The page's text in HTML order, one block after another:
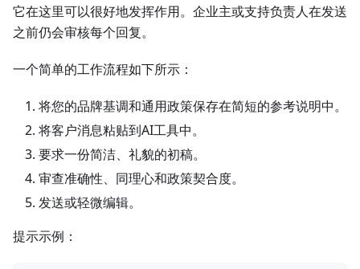
它在这里可以很好地发挥作用。企业主或支持负责人在发送
之前仍会审核每个回复。
一个简单的工作流程如下所示：
将您的品牌基调和通用政策保存在简短的参考说明中。
将客户消息粘贴到AI工具中。
要求一份简洁、礼貌的初稿。
审查准确性、同理心和政策契合度。
发送或轻微编辑。
提示示例：